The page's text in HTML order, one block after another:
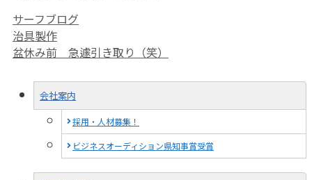
カ
テ
ゴ
サーフブログ
治具製作
盆休み前 急遽引き取り（笑）
会社案内
採用・人材募集！
ビジネスオーディション県知事賞受賞